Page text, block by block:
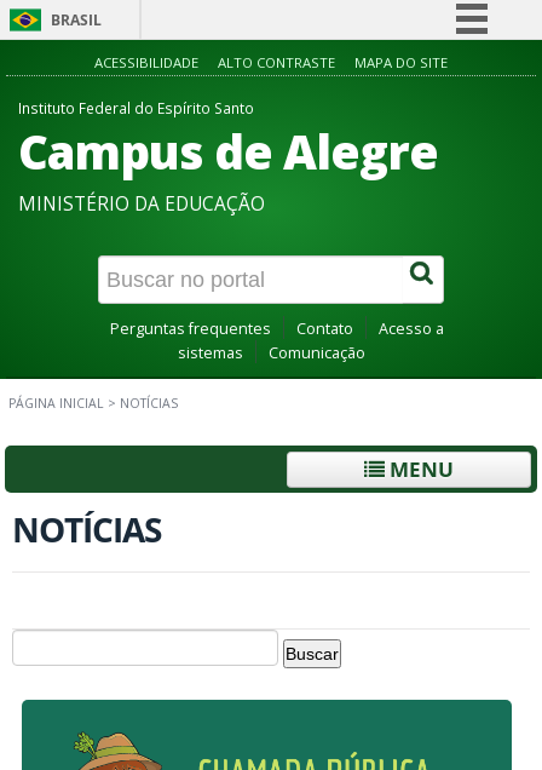
BRASIL
Simplifique!
Acesso à informação
Canais
ACESSIBILIDADE ALTO CONTRASTE MAPA DO SITE
Instituto Federal do Espírito Santo
Campus de Alegre
MINISTÉRIO DA EDUCAÇÃO
Perguntas frequentes Contato
Acesso a
sistemas
Comunicação
PÁGINA INICIAL > NOTÍCIAS
MENU
NOTÍCIAS